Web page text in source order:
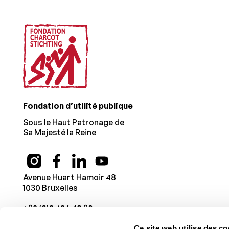
Fondation d’utilité publique
Sous le Haut Patronage de
Sa Majesté la Reine
Avenue Huart Hamoir 48
1030 Bruxelles
+32 (0)2 426 49 30